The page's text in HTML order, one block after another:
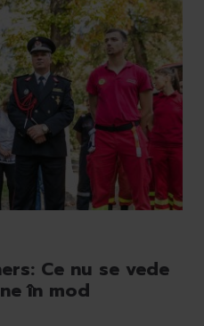
Ce nu se vede
în mod